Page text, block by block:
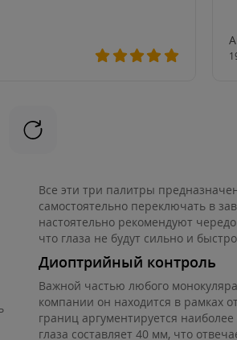
Все эти три палитры
самостоятельно переключать в
настоятельно рекомендуют
что глаза не будут сильно и
Диоптрийный контроль
Важной частью любого
компании он находится в рамках
границ аргументируется
глаза составляет 40 мм, что